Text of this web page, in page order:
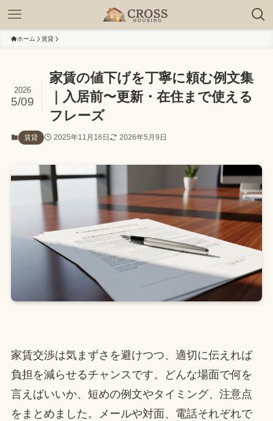
ホーム 賃貸
家賃の値下げを丁寧に頼む例文集
｜入居前〜更新・在住まで使える
フレーズ
2026
5/09
賃貸 2025年11月16日 2026年5月9日
家賃交渉は気まずさを避けつつ、適切に伝えれば
負担を減らせるチャンスです。どんな場面で何を
言えばいいか、短めの例文やタイミング、注意点
をまとめました。メールや対面、電話それぞれで